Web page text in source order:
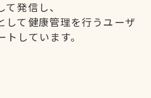
て発信し、
して健康管理を行うユーザ
トしています。